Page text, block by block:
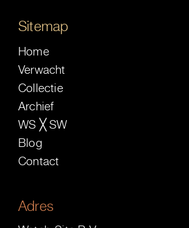
Sitemap
Home
Verwacht
Collectie
Archief
WS ╳ SW
Blog
Contact
Adres